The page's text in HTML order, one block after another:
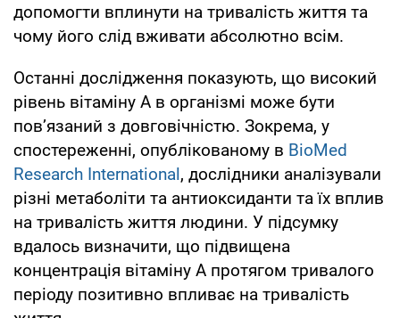
допомогти вплинути на тривалість життя та
чому його слід вживати абсолютно всім.
Останні дослідження показують, що високий
рівень вітаміну А в організмі може бути
пов’язаний з довговічністю. Зокрема, у
спостереженні, опублікованому в BioMed
Research International, дослідники аналізували
різні метаболіти та антиоксиданти та їх вплив
на тривалість життя людини. У підсумку
вдалось визначити, що підвищена
концентрація вітаміну А протягом тривалого
періоду позитивно впливає на тривалість